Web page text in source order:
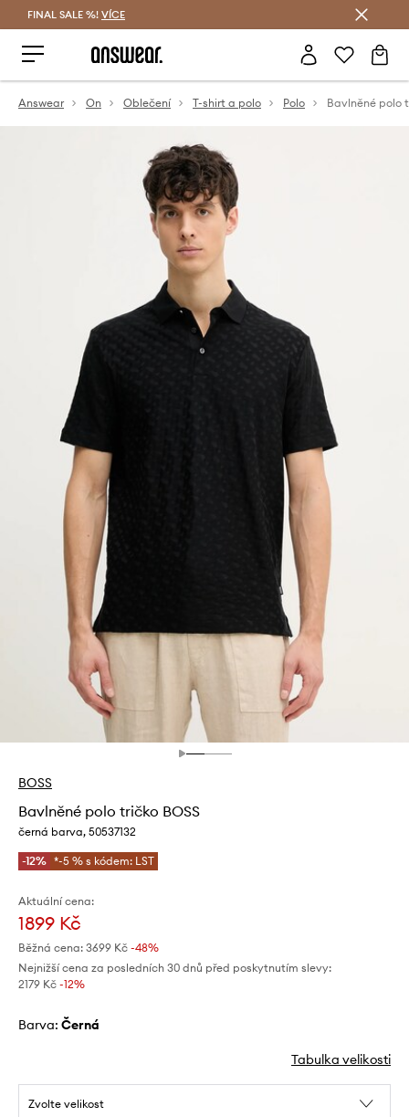
FINAL SALE %! VÍCE
Answear On Oblečení T-shirt a polo Polo Bavlněné polo
BOSS
Bavlněné polo tričko BOSS
černá barva, 50537132
-12% *-5 % s kódem: LST
Aktuální cena:
1899 Kč
Běžná cena: 3699 Kč -48%
Nejnižší cena za posledních 30 dnů před poskytnutím slevy:
2179 Kč -12%
Barva: černá
Tabulka velikosti
Zvolte velikost